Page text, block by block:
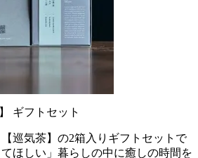
ギフトセット
巡気茶】の2箱入りギフトセットで
ほしい」暮らしの中に癒しの時間を